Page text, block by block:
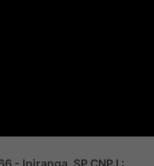
- Ipiranga, SP CNPJ :